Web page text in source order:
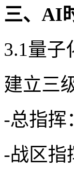
三、AI
3.1量子
建立三
-总指挥
-战区指